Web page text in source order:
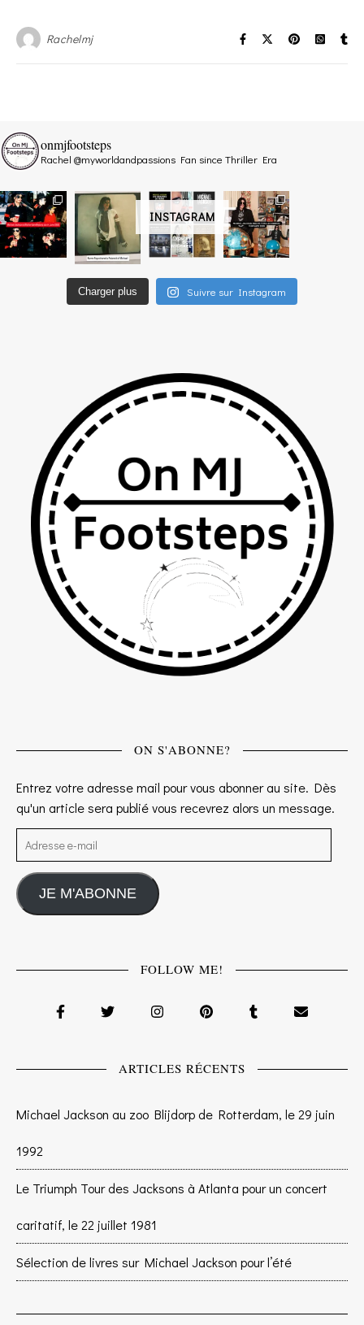
Rachelmj
INSTAGRAM
onmjfootsteps
Rachel @myworldandpassions Fan since Thriller Era
Charger plus Suivre sur Instagram
ON S'ABONNE?
Entrez votre adresse mail pour vous abonner au site. Dès
qu'un article sera publié vous recevrez alors un message.
Adresse e-mail
JE M'ABONNE
FOLLOW ME!
ARTICLES RÉCENTS
Michael Jackson au zoo Blijdorp de Rotterdam, le 29 juin
1992
Le Triumph Tour des Jacksons à Atlanta pour un concert
caritatif, le 22 juillet 1981
Sélection de livres sur Michael Jackson pour l’été